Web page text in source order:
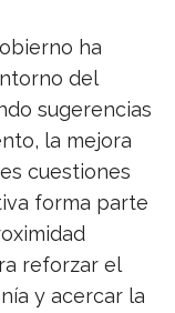
ha
del
sugerencias
la mejora
cuestiones
forma parte
reforzar el
y acercar la